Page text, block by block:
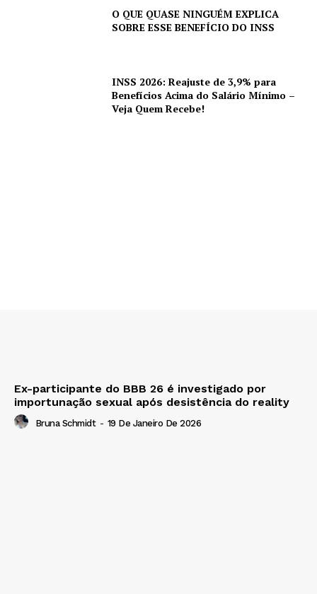
O QUE QUASE NINGUÉM EXPLICA
SOBRE ESSE BENEFÍCIO DO INSS
INSS 2026: Reajuste de 3,9% para
Benefícios Acima do Salário Mínimo –
Veja Quem Recebe!
Ex-participante do BBB 26 é investigado por
importunação sexual após desistência do reality
Bruna Schmidt - 19 De Janeiro De 2026